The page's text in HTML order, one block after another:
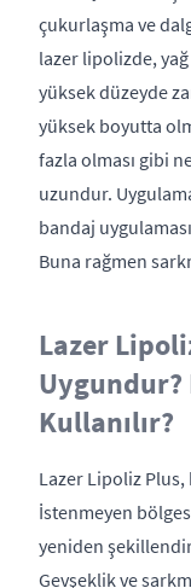
çukurlaşma ve
lazer lipolizde,
yüksek düzeyde
yüksek boyutta
fazla olması gibi
uzundur.
bandaj
Buna rağmen
Lazer
Uygundur?
Kullanılır?
Lazer Lipoliz
İstenmeyen
yeniden
Gevşeklik ve